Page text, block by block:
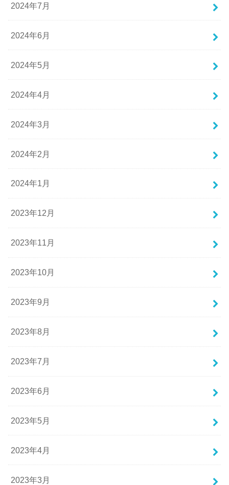
2024年7月
2024年6月
2024年5月
2024年4月
2024年3月
2024年2月
2024年1月
2023年12月
2023年11月
2023年10月
2023年9月
2023年8月
2023年7月
2023年6月
2023年5月
2023年4月
2023年3月